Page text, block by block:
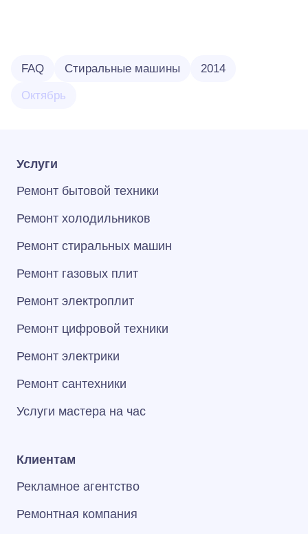
FAQ Стиральные машины 2014
Октябрь
Услуги
Ремонт бытовой техники
Ремонт холодильников
Ремонт стиральных машин
Ремонт газовых плит
Ремонт электроплит
Ремонт цифровой техники
Ремонт электрики
Ремонт сантехники
Услуги мастера на час
Клиентам
Рекламное агентство
Ремонтная компания